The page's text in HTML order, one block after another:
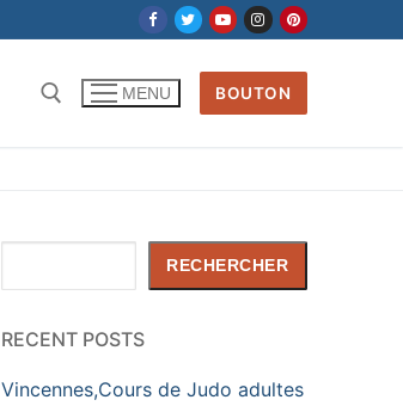
MENU BOUTON
RECHERCHER
RECENT POSTS
Vincennes,Cours de Judo adultes